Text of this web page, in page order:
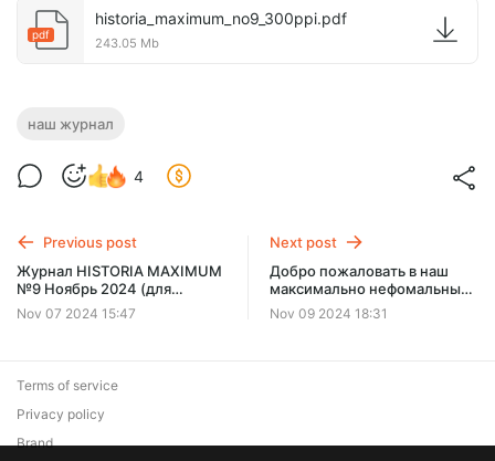
pdf
historia_maximum_no9_300ppi.pdf
243.05 Mb
наш журнал
4
Previous post
Журнал HISTORIA MAXIMUM
№9 Ноябрь 2024 (для
подписчиков)
Nov 07 2024 15:47
Next post
Добро пожаловать в наш
максимально нефомальный
Телеграм
Nov 09 2024 18:31
Terms of service
Privacy policy
Brand